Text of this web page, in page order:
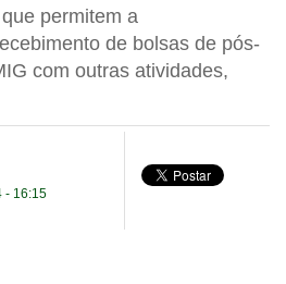
permitem a
de bolsas de pós-
com outras atividades,
- 16:15